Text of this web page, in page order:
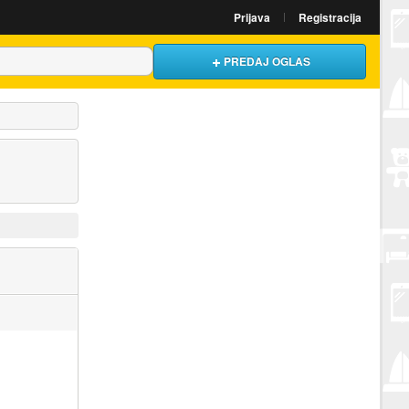
Prijava Registracija
PREDAJ OGLAS